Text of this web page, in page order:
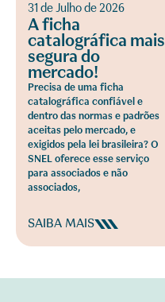
31 de Julho de 2026
A ficha
catalográfica mais
segura do
mercado!
Precisa de uma ficha
catalográfica confiável e
dentro das normas e padrões
aceitas pelo mercado, e
exigidos pela lei brasileira? O
SNEL oferece esse serviço
para associados e não
associados,
SAIBA MAIS